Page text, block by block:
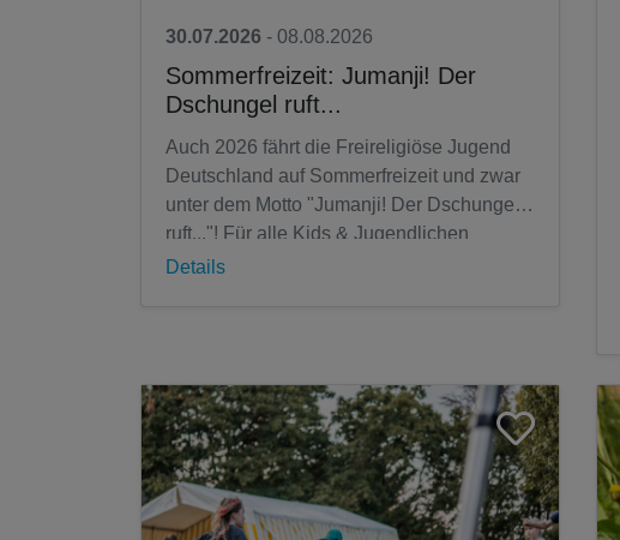
30.07.2026 - 08.08.2026
Sommerfreizeit: Jumanji! Der
Dschungel ruft...
Auch 2026 fährt die Freireligiöse Jugend
Deutschland auf Sommerfreizeit und zwar
unter dem Motto "Jumanji! Der Dschungel
ruft..."! Für alle Kids & Jugendlichen
zwischen 6 und 16 Jahren warten 10
Details